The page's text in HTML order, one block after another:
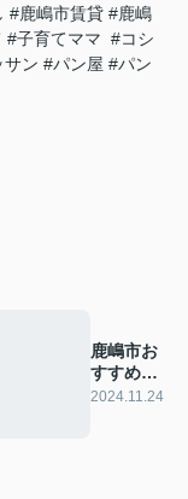
#鹿嶋市賃貸 #鹿嶋
#子育てママ #コシ
ン #パン屋 #パン
鹿嶋市お
すすめの
お店
2024.11.24